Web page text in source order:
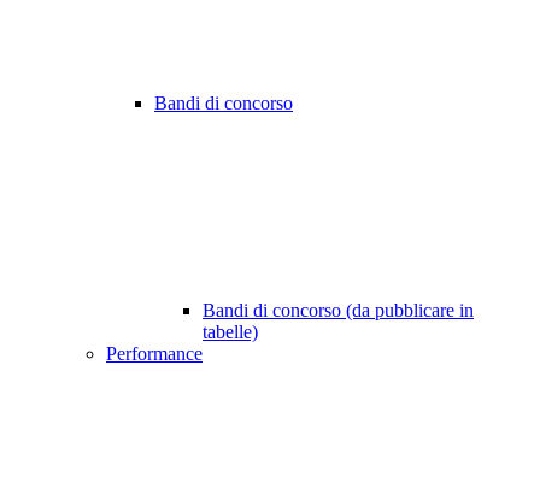
Bandi di concorso
Bandi di concorso (da pubblicare in
tabelle)
Performance